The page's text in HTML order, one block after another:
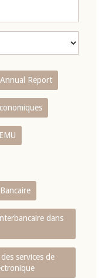
Report
dans
services de